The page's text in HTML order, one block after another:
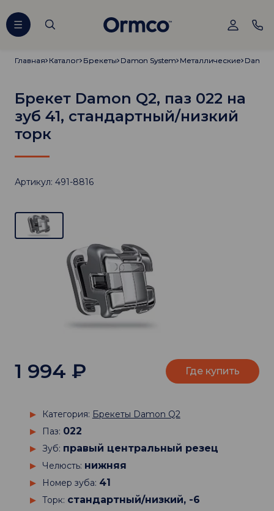
Главная
Главная Каталог
Каталог Брекеты
Брекеты Damon System
Damon System Металлические
Металлические Damon
Damon
Брекет Damon Q2, паз 022 на
зуб 41, стандартный/низкий
торк
Артикул: 491-8816
Категория: Брекеты Damon Q2
Паз: 022
Зуб: правый центральный резец
Челюсть: нижняя
Номер зуба: 41
Торк: стандартный/низкий, -6
1 994 ₽ Где купить